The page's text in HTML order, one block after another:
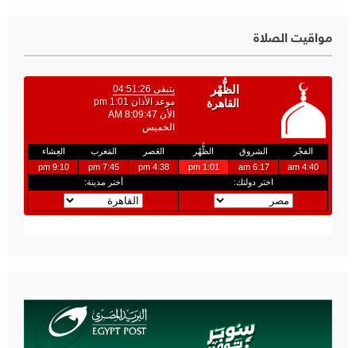
مواقيت الصلاة